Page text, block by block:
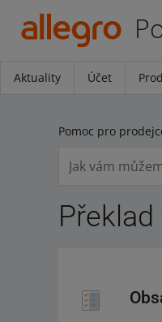
Aktuality Účet
Pomoc pro